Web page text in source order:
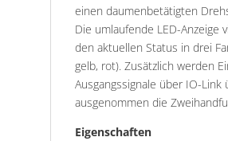
einen daumenbetätigten
Die umlaufende LED-Anzeige
den aktuellen Status in drei
gelb, rot). Zusätzlich werden
Ausgangssignale über IO-Link
ausgenommen die
Eigenschaften